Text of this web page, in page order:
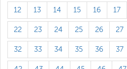
12 13 14 15 16 17
22 23 24 25 26 27
32 33 34 35 36 37